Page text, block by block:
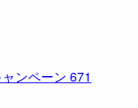
ンペーン 671